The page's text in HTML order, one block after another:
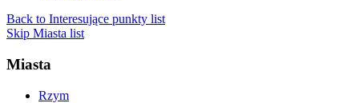
Back to Interesujące punkty list
Skip Miasta list
Miasta
Rzym